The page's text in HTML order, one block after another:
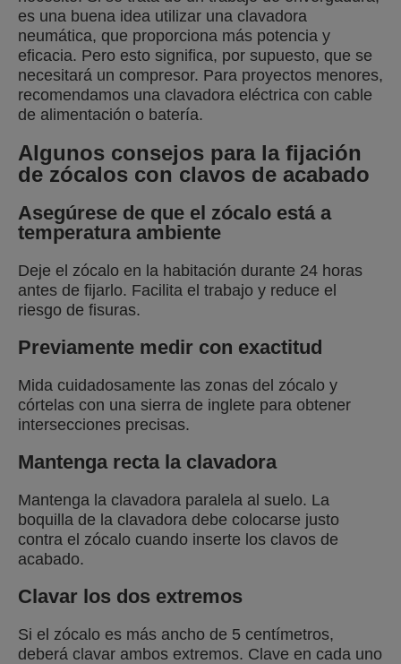
es una buena idea utilizar una clavadora
neumática, que proporciona más potencia y
eficacia. Pero esto significa, por supuesto, que se
necesitará un compresor. Para proyectos menores,
recomendamos una clavadora eléctrica con cable
de alimentación o batería.
Algunos consejos para la fijación
de zócalos con clavos de acabado
Asegúrese de que el zócalo está a
temperatura ambiente
Deje el zócalo en la habitación durante 24 horas
antes de fijarlo. Facilita el trabajo y reduce el
riesgo de fisuras.
Previamente medir con exactitud
Mida cuidadosamente las zonas del zócalo y
córtelas con una sierra de inglete para obtener
intersecciones precisas.
Mantenga recta la clavadora
Mantenga la clavadora paralela al suelo. La
boquilla de la clavadora debe colocarse justo
contra el zócalo cuando inserte los clavos de
acabado.
Clavar los dos extremos
Si el zócalo es más ancho de 5 centímetros,
deberá clavar ambos extremos. Clave en cada uno